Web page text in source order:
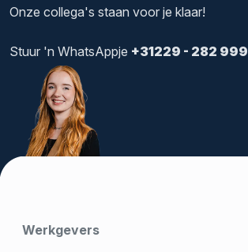
Onze collega's staan voor je klaar!
Stuur 'n WhatsAppje +31229 - 282 999
Werkgevers